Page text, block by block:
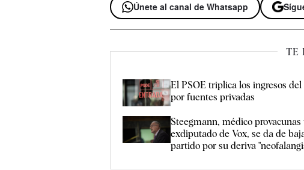
Únete al canal de Whatsapp
TE
El PSOE triplica los ingresos del
por fuentes privadas
Steegmann, médico provacunas
exdiputado de Vox, se da de
partido por su deriva